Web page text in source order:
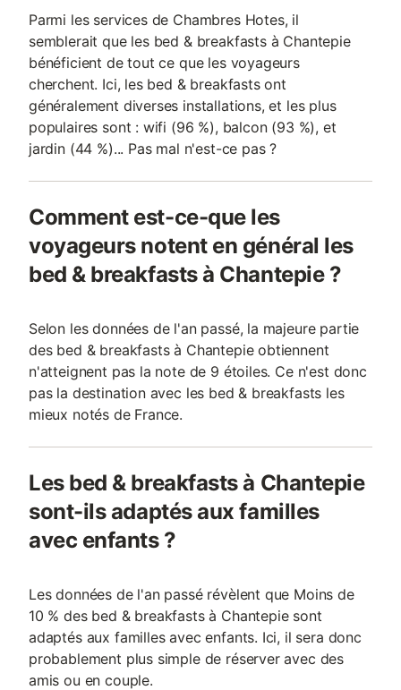
Parmi les services de Chambres Hotes, il
semblerait que les bed & breakfasts à Chantepie
bénéficient de tout ce que les voyageurs
cherchent. Ici, les bed & breakfasts ont
généralement diverses installations, et les plus
populaires sont : wifi (96 %), balcon (93 %), et
jardin (44 %)... Pas mal n'est-ce pas ?
Comment est-ce-que les
voyageurs notent en général les
bed & breakfasts à Chantepie ?
Selon les données de l'an passé, la majeure partie
des bed & breakfasts à Chantepie obtiennent
n'atteignent pas la note de 9 étoiles. Ce n'est donc
pas la destination avec les bed & breakfasts les
mieux notés de France.
Les bed & breakfasts à Chantepie
sont-ils adaptés aux familles
avec enfants ?
Les données de l'an passé révèlent que Moins de
10 % des bed & breakfasts à Chantepie sont
adaptés aux familles avec enfants. Ici, il sera donc
probablement plus simple de réserver avec des
amis ou en couple.